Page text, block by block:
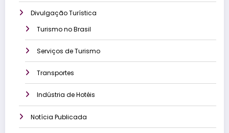
Divulgação Turística
Turismo no Brasil
Serviços de Turismo
Transportes
Indústria de Hotéis
Notícia Publicada